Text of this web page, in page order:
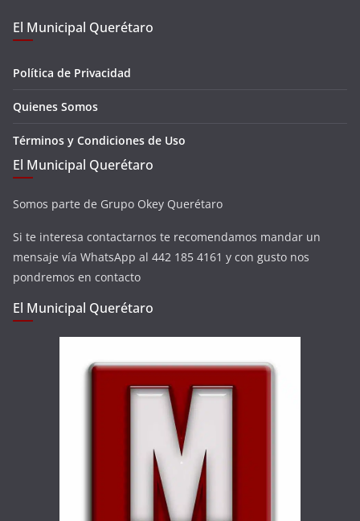
El Municipal Querétaro
Política de Privacidad
Quienes Somos
Términos y Condiciones de Uso
El Municipal Querétaro
Somos parte de Grupo Okey Querétaro
Si te interesa contactarnos te recomendamos mandar un
mensaje vía WhatsApp al 442 185 4161 y con gusto nos
pondremos en contacto
El Municipal Querétaro